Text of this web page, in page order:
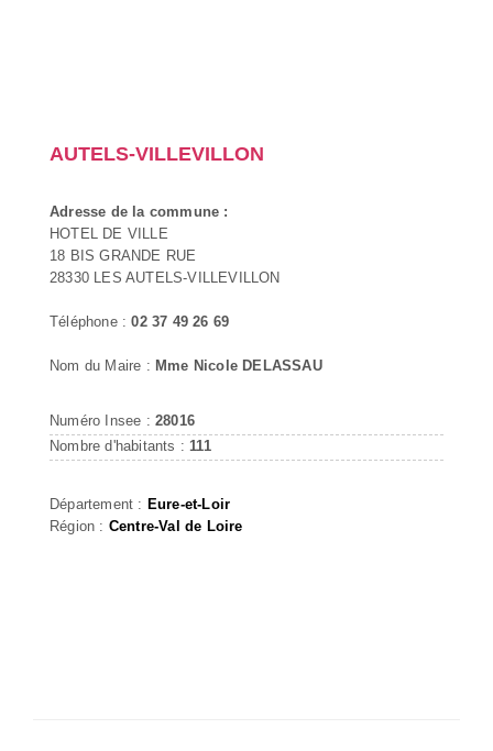
AUTELS-VILLEVILLON
Adresse de la commune :
HOTEL DE VILLE
18 BIS GRANDE RUE
28330 LES AUTELS-VILLEVILLON
Téléphone :02 37 49 26 69
Nom du Maire : Mme Nicole DELASSAU
Numéro Insee : 28016
Nombre d'habitants : 111
Département : Eure-et-Loir
Région : Centre-Val de Loire